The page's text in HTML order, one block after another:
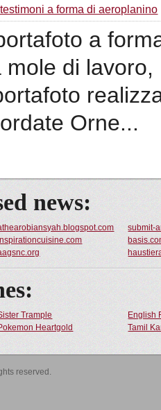
a forma di aeroplanino
a
mole di
Orne...
news:
submit-
Trample
English
Heartgold Tamil
reserved.